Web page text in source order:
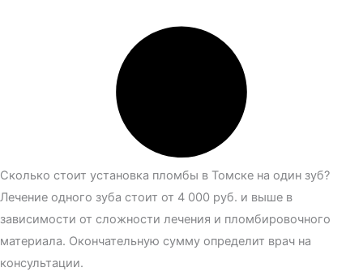
Сколько стоит установка пломбы в Томске на один зуб?
Лечение одного зуба стоит от 4 000 руб. и выше в
зависимости от сложности лечения и пломбировочного
материала. Окончательную сумму определит врач на
консультации.